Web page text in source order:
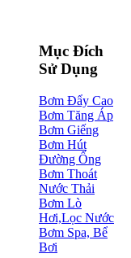
Mục Đích
Sử Dụng
Bơm Đẩy Cao
Bơm Tăng Áp
Bơm Giếng
Bơm Hút
Đường Ống
Bơm Thoát
Nước Thải
Bơm Lò
Hơi,Lọc Nước
Bơm Spa, Bể
Bơi